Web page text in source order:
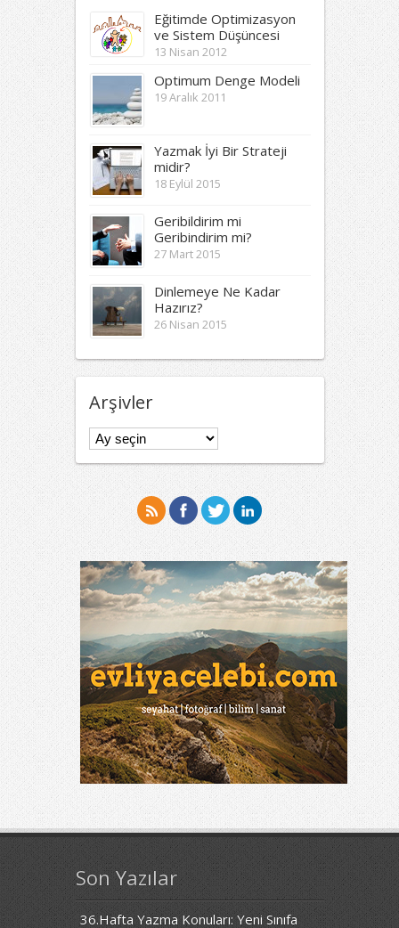
Etiketler
Eğitimde Optimizasyon
ve Sistem Düşüncesi
13 Nisan 2012
Optimum Denge Modeli
19 Aralık 2011
Yazmak İyi Bir Strateji
midir?
18 Eylül 2015
Geribildirim mi
Geribindirim mi?
27 Mart 2015
Dinlemeye Ne Kadar
Hazırız?
26 Nisan 2015
Arşivler
Arşivler
Son Yazılar
36.Hafta Yazma Konuları: Yeni Sınıfa